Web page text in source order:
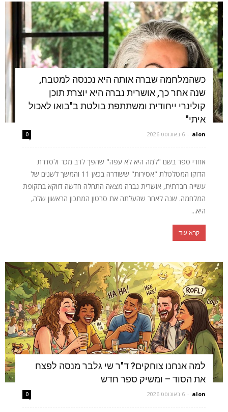
כשהמלחמה שברה אותה היא נכנסה למטבח,
שנה אחר כך, אושרית נברה היא יוצרת תוכן
קולינרי ייחודית ומשתתפת בולטת ב"בואו לאכול
איתי"
alon
- 6 באוגוסט 2026 0
אחרי ספר בשם "למה היא לא עפה" שהפך לרב מכר ולסדרת
הדוקו המטלטלת "אסירות" ששודרה בכאן 11 והמשך לשנים של
עשייה חברתית, אושרית נברה מצאה התחלה חדשה דווקא בתקופת
המלחמה. שנה לאחר שהעלתה את סרטון המתכון הראשון שלה,
היא...
קרא עוד
למה אנחנו צוחקים? ד"ר שי גלבר מנסה לפצח
את הסוד – ומשיק ספר חדש
alon
- 6 באוגוסט 2026 0